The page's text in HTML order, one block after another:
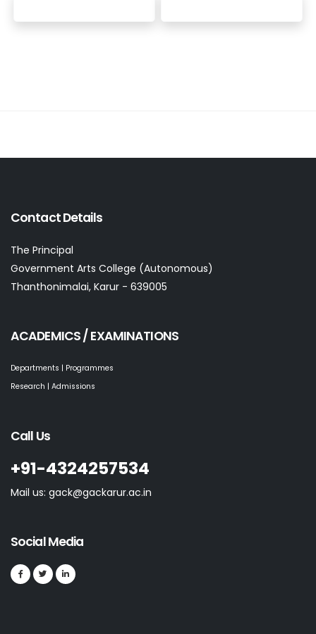
Contact Details
The Principal
Government Arts College (Autonomous)
Thanthonimalai, Karur - 639005
ACADEMICS / EXAMINATIONS
Departments | Programmes
Research | Admissions
Call Us
+91-4324257534
Mail us: gack@gackarur.ac.in
Social Media